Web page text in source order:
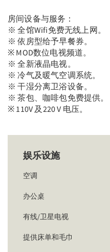
房间设备与服务：
※ 全馆Wifi免费无线上网。
※ 依房型给予早餐券。
※ MOD数位电视频道。
※ 全新液晶电视。
※ 冷气及暖气空调系统。
※ 干湿分离卫浴设备。
※ 茶包、咖啡包免费提供。
※ 110V 及220 V 电压。
娱乐设施
空调
办公桌
有线/卫星电视
提供床单和毛巾